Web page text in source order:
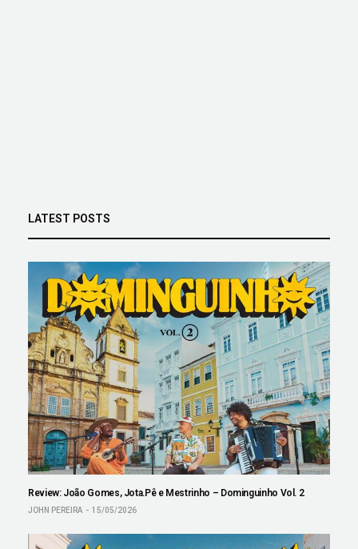
LATEST POSTS
Review: João Gomes, Jota.Pê e Mestrinho – Dominguinho Vol. 2
JOHN PEREIRA 15/05/2026